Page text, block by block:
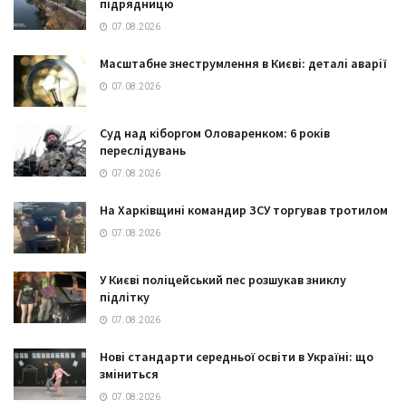
07.08.2026
Масштабне знеструмлення в Києві: деталі аварії
07.08.2026
Суд над кіборгом Оловаренком: 6 років
переслідувань
07.08.2026
На Харківщині командир ЗСУ торгував тротилом
07.08.2026
У Києві поліцейський пес розшукав зниклу
підлітку
07.08.2026
Нові стандарти середньої освіти в Україні: що
зміниться
07.08.2026